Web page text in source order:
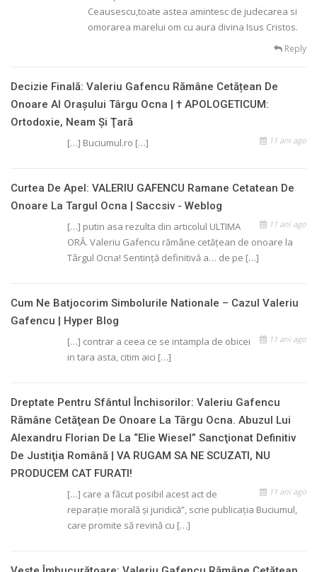
Ceausescu,toate astea amintesc de judecarea si
omorarea marelui om cu aura divina Isus Cristos.
Reply
Decizie Finală: Valeriu Gafencu Rămâne Cetățean De
Onoare Al Orașului Târgu Ocna | † APOLOGETICUM:
Ortodoxie, Neam Şi Ţară
11 ani ago
[…] Buciumul.ro […]
Curtea De Apel: VALERIU GAFENCU Ramane Cetatean De
Onoare La Targul Ocna | Saccsiv - Weblog
11 ani ago
[…] putin asa rezulta din articolul ULTIMA
ORĂ. Valeriu Gafencu rămâne cetăţean de onoare la
Târgul Ocna! Sentinţă definitivă a… de pe […]
Cum Ne Batjocorim Simbolurile Nationale – Cazul Valeriu
Gafencu | Hyper Blog
11 ani ago
[…] contrar a ceea ce se intampla de obicei
in tara asta, citim aici […]
Dreptate Pentru Sfântul Închisorilor: Valeriu Gafencu
Rămâne Cetăţean De Onoare La Târgu Ocna. Abuzul Lui
Alexandru Florian De La “Elie Wiesel” Sancţionat Definitiv
De Justiţia Română | VA RUGAM SA NE SCUZATI, NU
PRODUCEM CAT FURATI!
11 ani ago
[…] care a făcut posibil acest act de
reparaţie morală şi juridică”, scrie publicaţia Buciumul,
care promite să revină cu […]